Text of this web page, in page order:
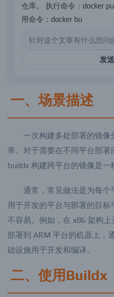
仓库。 执行命令 ： docker pu
用命令 ： docker bu
一、场景描述
一次构建多处部署的镜像
率。对于需要在不同平台部署
通常，常见做法是为每
用于开发的平台与部署的目
不容易。例如，在 x86 架构上
部署到 ARM 平台的机器上，
二、使用Buildx